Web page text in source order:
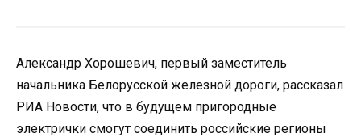
Александр Хорошевич, первый заместитель
начальника Белорусской железной дороги, рассказал
РИА Новости, что в будущем пригородные
электрички смогут соединить российские регионы